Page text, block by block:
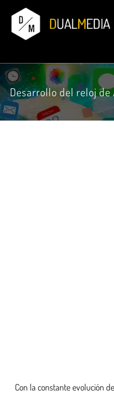
Desarrollo del reloj de
Con la constante evolución